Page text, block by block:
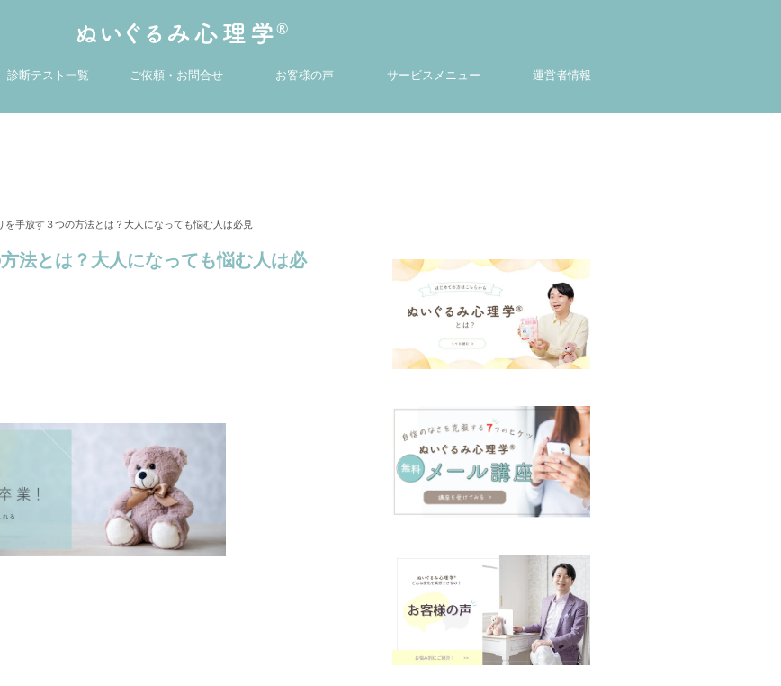
診断テスト一覧 ご依頼・お問合せ お客様の声 サービスメニュー 運営者情報
を手放す３つの方法とは？大人になっても悩む人は必見
法とは？大人になっても悩む人は必